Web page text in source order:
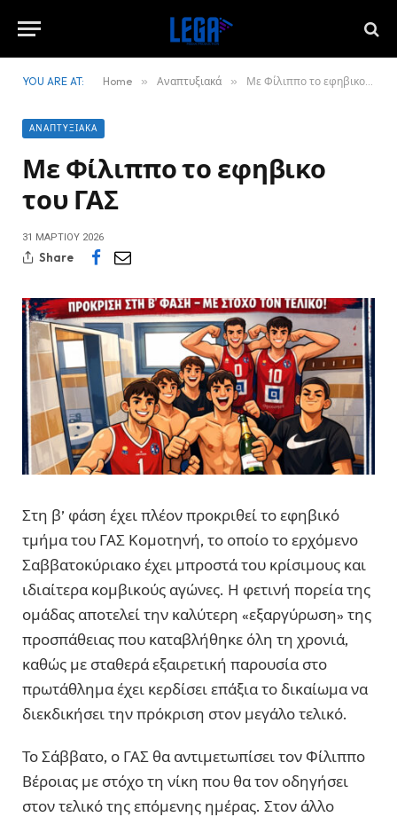
YOU ARE AT: Home » Αναπτυξιακά » Με Φίλιππο το εφηβικο του ΓΑΣ
ΑΝΑΠΤΥΞΙΑΚΆ
Με Φίλιππο το εφηβικο
του ΓΑΣ
31 ΜΑΡΤΊΟΥ 2026
Share
Στη β’ φάση έχει πλέον προκριθεί το εφηβικό
τμήμα του ΓΑΣ Κομοτηνή, το οποίο το ερχόμενο
Σαββατοκύριακο έχει μπροστά του κρίσιμους και
ιδιαίτερα κομβικούς αγώνες. Η φετινή πορεία της
ομάδας αποτελεί την καλύτερη «εξαργύρωση» της
προσπάθειας που καταβλήθηκε όλη τη χρονιά,
καθώς με σταθερά εξαιρετική παρουσία στο
πρωτάθλημα έχει κερδίσει επάξια το δικαίωμα να
διεκδικήσει την πρόκριση στον μεγάλο τελικό.
Το Σάββατο, ο ΓΑΣ θα αντιμετωπίσει τον Φίλιππο
Βέροιας με στόχο τη νίκη που θα τον οδηγήσει
στον τελικό της επόμενης ημέρας. Στον άλλο